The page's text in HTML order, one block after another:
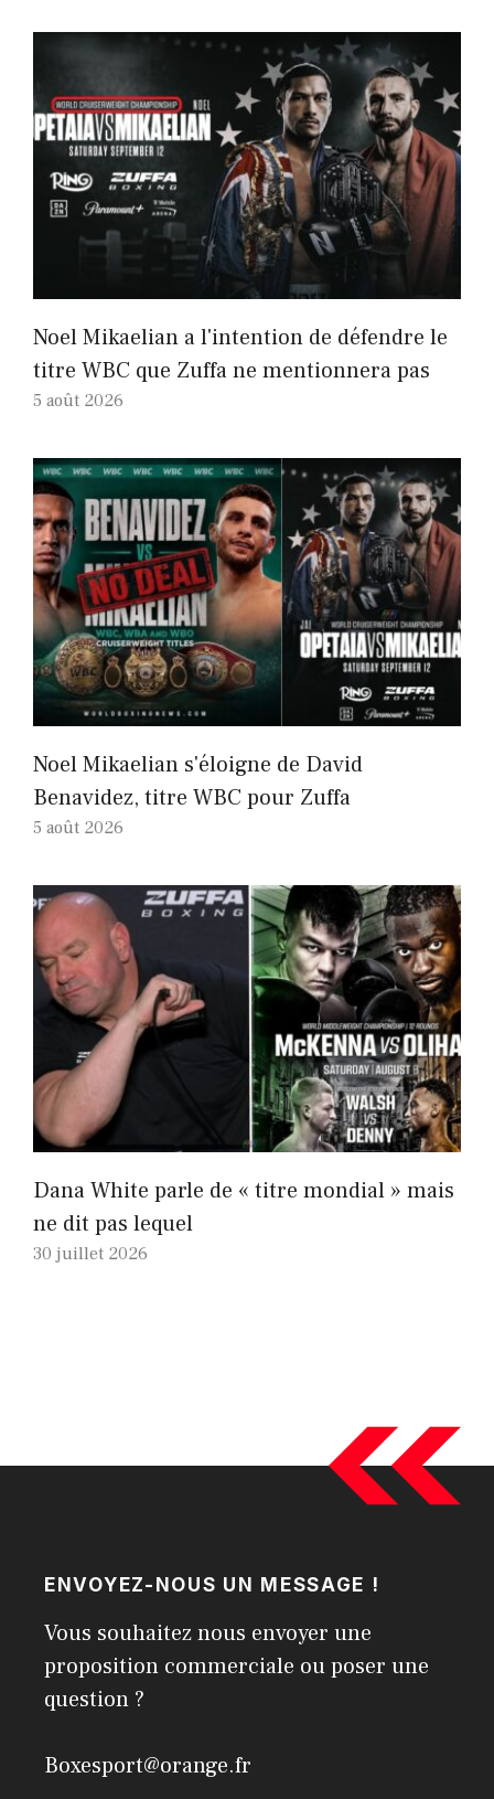
Noel Mikaelian a l'intention de défendre le
titre WBC que Zuffa ne mentionnera pas
5 août 2026
Noel Mikaelian s'éloigne de David
Benavidez, titre WBC pour Zuffa
5 août 2026
Dana White parle de « titre mondial » mais
ne dit pas lequel
30 juillet 2026
ENVOYEZ-NOUS UN MESSAGE !
Vous souhaitez nous envoyer une
proposition commerciale ou poser une
question ?
Boxesport@orange.fr